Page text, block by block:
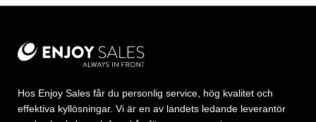
Hos Enjoy Sales får du personlig service, hög kvalitet och
effektiva kyllösningar. Vi är en av landets ledande leverantör